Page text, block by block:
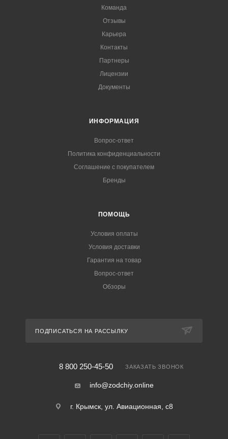
Команда
Отзывы
Карьера
Контакты
Партнеры
Лицензии
Документы
ИНФОРМАЦИЯ
Вопрос-ответ
Политика конфиденциальности
Соглашение с покупателем
Бренды
ПОМОЩЬ
Условия оплаты
Условия доставки
Гарантия на товар
Вопрос-ответ
Обзоры
ПОДПИСАТЬСЯ НА РАССЫЛКУ
8 800 250-45-50 ЗАКАЗАТЬ ЗВОНОК
info@zodchiy.online
г. Крымск, ул. Авиационная, с8